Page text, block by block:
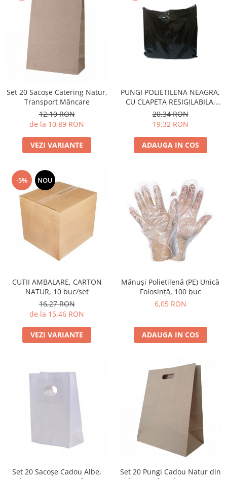
Set 20 Sacoșe Catering Natur,
Transport Mâncare
12,10 RON
de la 10,89 RON
VEZI VARIANTE
PUNGI POLIETILENA NEAGRA,
CU CLAPETA RESIGILABILA,
SET 20 BUC
20,34 RON
19,32 RON
ADAUGA IN COS
-5% NOU
CUTII AMBALARE, CARTON
NATUR, 10 buc/set
16,27 RON
de la 15,46 RON
VEZI VARIANTE
Mănuși Polietilenă (PE) Unică
Folosință, 100 buc
6,05 RON
ADAUGA IN COS
Set 20 Sacoșe Cadou Albe,
Set 20 Pungi Cadou Natur din